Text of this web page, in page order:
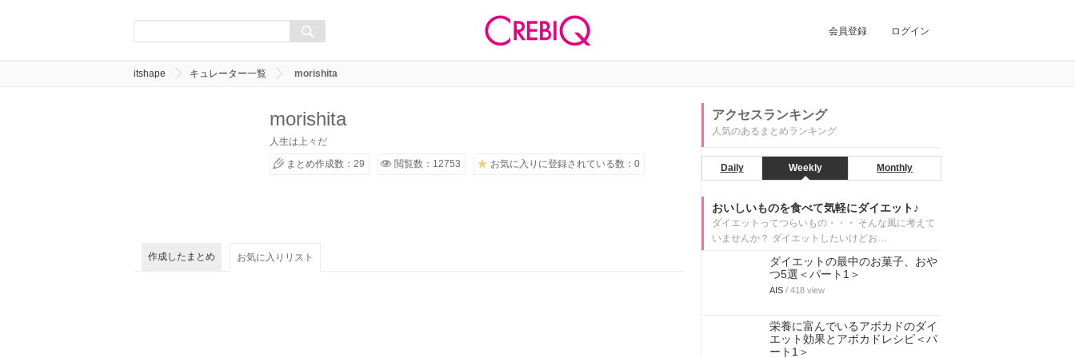
会員登録 ログイン
itshape キュレーター一覧 morishita
morishita
人生は上々だ
まとめ作成数：29
閲覧数：12753 お気に入りに登録されている数：0
作成したまとめ お気に入りリスト
アクセスランキング
人気のあるまとめランキング
Daily Weekly Monthly
おいしいものを食べて気軽にダイエット♪
ダイエットってつらいもの・・・ そんな風に考えて
いませんか？ ダイエットしたいけどお…
ダイエットの最中のお菓子、おや
つ5選＜パート1＞
AIS / 418 view
栄養に富んでいるアボカドのダイ
エット効果とアボカドレシピ＜パ
ート1＞